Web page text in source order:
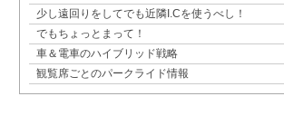
少し遠回りをしてでも近隣I.Cを使うべし！
でもちょっとまって！
車＆電車のハイブリッド戦略
観覧席ごとのパークライド情報